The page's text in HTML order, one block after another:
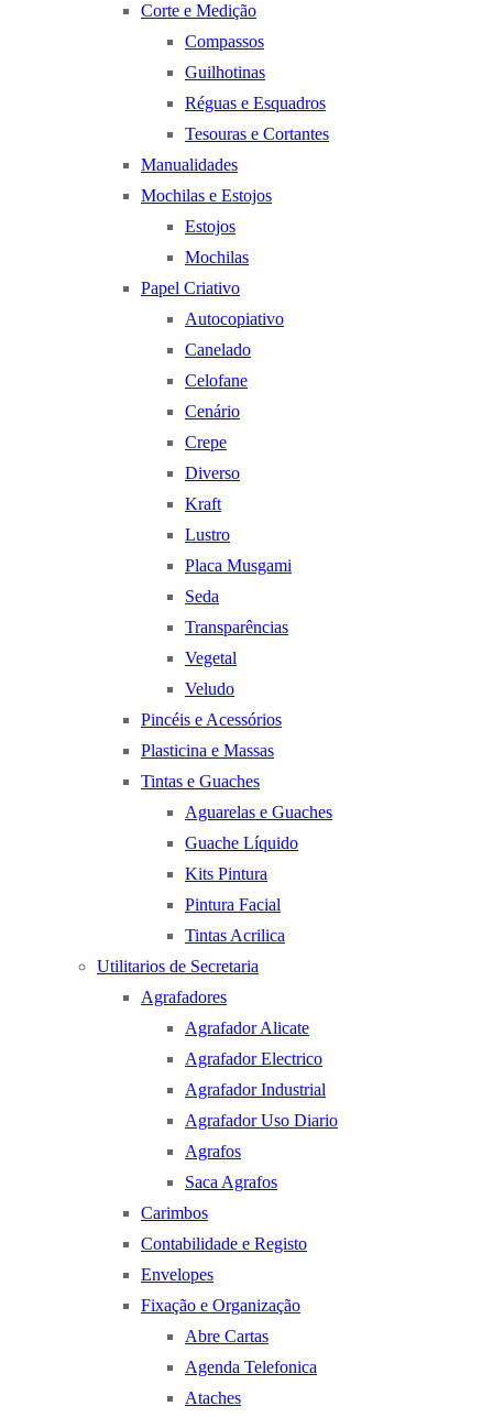
Corte e Medição
Compassos
Guilhotinas
Réguas e Esquadros
Tesouras e Cortantes
Manualidades
Mochilas e Estojos
Estojos
Mochilas
Papel Criativo
Autocopiativo
Canelado
Celofane
Cenário
Crepe
Diverso
Kraft
Lustro
Placa Musgami
Seda
Transparências
Vegetal
Veludo
Pincéis e Acessórios
Plasticina e Massas
Tintas e Guaches
Aguarelas e Guaches
Guache Líquido
Kits Pintura
Pintura Facial
Tintas Acrilica
Utilitarios de Secretaria
Agrafadores
Agrafador Alicate
Agrafador Electrico
Agrafador Industrial
Agrafador Uso Diario
Agrafos
Saca Agrafos
Carimbos
Contabilidade e Registo
Envelopes
Fixação e Organização
Abre Cartas
Agenda Telefonica
Ataches